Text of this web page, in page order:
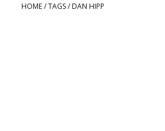
HOME/TAGS/ DAN HIPP